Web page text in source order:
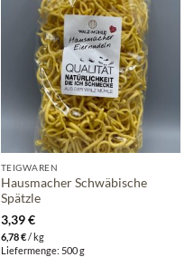
TEIGWAREN
Hausmacher Schwäbische
Spätzle
3,39€
6,78€/kg
Liefermenge: 500 g